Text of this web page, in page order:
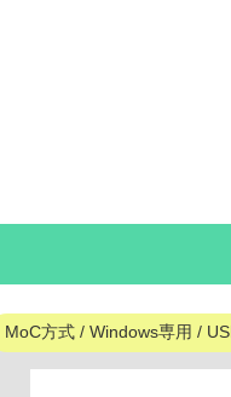
MoC方式 / Windows専用 /